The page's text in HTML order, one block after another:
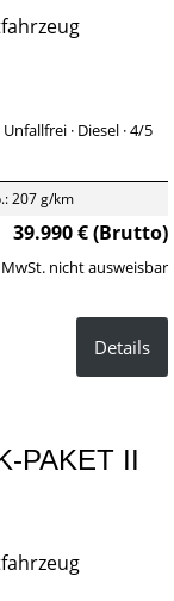
Unfallfrei · Diesel · 4/5
207 g/km
39.990 € (Brutto)
MwSt. nicht ausweisbar
Details
PAKET II